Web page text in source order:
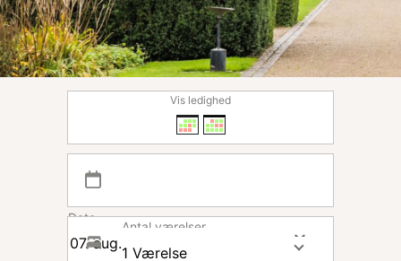
Vis ledighed
Dato
Antal værelser
1 Værelse